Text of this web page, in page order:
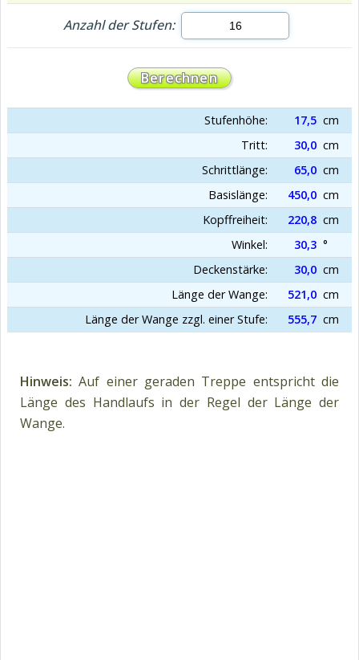
Anzahl der Stufen:
Stufenhöhe: 17,5 cm
Tritt:
30,0 cm
Schrittlänge:
65,0 cm
Basislänge:
450,0 cm
Kopffreiheit:
220,8 cm
Winkel:
30,3 °
Deckenstärke:
30,0 cm
Länge der Wange:
521,0 cm
Länge der Wange zzgl. einer Stufe:
555,7 cm
Hinweis: Auf einer geraden Treppe entspricht die
Länge des Handlaufs in der Regel der Länge der
Wange.